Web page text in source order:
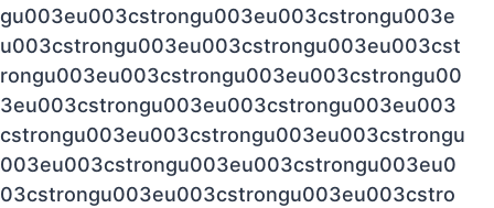
gu003eu003cstrongu003eu003cstrongu003e
u003cstrongu003eu003cstrongu003eu003cst
rongu003eu003cstrongu003eu003cstrongu00
3eu003cstrongu003eu003cstrongu003eu003
cstrongu003eu003cstrongu003eu003cstrongu
003eu003cstrongu003eu003cstrongu003eu0
03cstrongu003eu003cstrongu003eu003cstro